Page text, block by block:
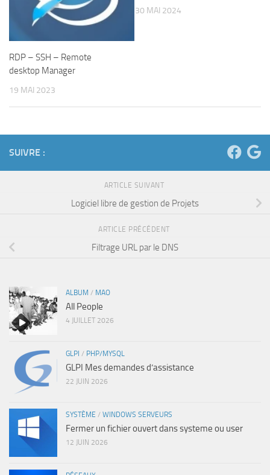
RDP – SSH – Remote
desktop Manager
19 MAI 2023
30 MAI 2024
SUIVRE :
ARTICLE SUIVANT
Logiciel libre de gestion de Projets
ARTICLE PRÉCÉDENT
Filtrage URL par le DNS
ALBUM / MAO
All People
4 JUILLET 2026
GLPI / PHP/MYSQL
GLPI Mes demandes d’assistance
22 JUIN 2026
SYSTÈME / WINDOWS SERVEURS
Fermer un fichier ouvert dans systeme ou user
12 JUIN 2026